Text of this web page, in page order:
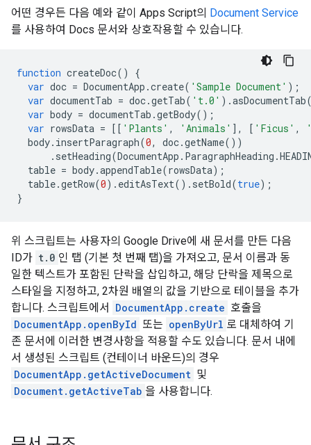
어떤 경우든 다음 예와 같이 Apps Script의 Document Service
를 사용하여 Docs 문서와 상호작용할 수 있습니다.
function createDoc()
{
var doc = DocumentApp .create( 'Sample Document' );
var documentTab = doc.getTab( 't.0' ).asDocumentTab
var body = documentTab .getBody();
var rowsData = [[ 'Plants' , 'Animals' ], [ 'Ficus' ,
body. insertParagraph(0, doc.getName())
. setHeading(DocumentApp . ParagraphHeading .
table = body.appendTable(rowsData);
table.getRow(0). editAsText(). setBold(true);
}
위 스크립트는 사용자의 Google Drive에 새 문서를 만든 다음
ID가 t.0 인 탭 (기본 첫 번째 탭)을 가져오고, 문서 이름과 동
일한 텍스트가 포함된 단락을 삽입하고, 해당 단락을 제목으로
스타일을 지정하고, 2차원 배열의 값을 기반으로 테이블을 추가
합니다. 스크립트에서
DocumentApp.create 호출을
DocumentApp.openById 또는 openByUrl 로 대체하여 기
존 문서에 이러한 변경사항을 적용할 수도 있습니다. 문서 내에
서 생성된 스크립트 (컨테이너 바운드)의 경우
DocumentApp.getActiveDocument 및
Document.getActiveTab 을 사용합니다.